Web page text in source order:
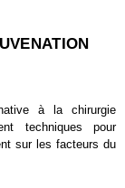
à la chirurgie
techniques pour
sur les facteurs du